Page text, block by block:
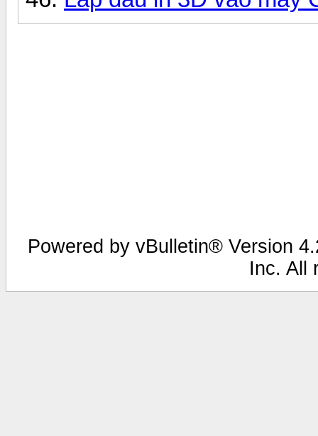
Powered by vBulletin® Version
Inc. All